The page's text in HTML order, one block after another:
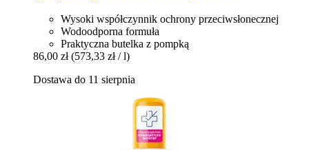
Wysoki współczynnik ochrony przeciwsłonecznej
Wodoodporna formuła
Praktyczna butelka z pompką
86,00 zł (573,33 zł / l)
Dostawa do 11 sierpnia